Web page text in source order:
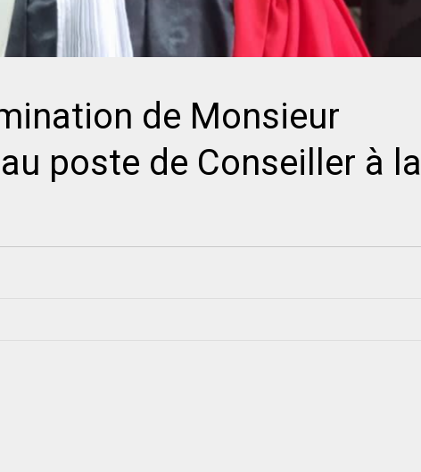
de Monsieur
poste de Conseiller à la